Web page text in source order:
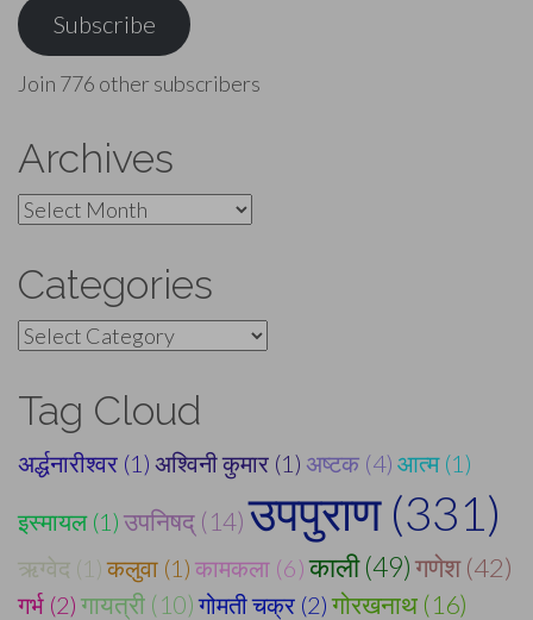
Subscribe
Join 776 other subscribers
Archives
Archives
Categories
Categories
Tag Cloud
अर्द्धनारीश्वर (1) अश्विनी कुमार (1) अष्टक (4) आत्म (1)
इस्मायल (1) उपनिषद् (14) उपपुराण (331)
ऋग्वेद (1) कलुवा (1) कामकला (6) काली (49)गणेश (42)
गर्भ (2) गायत्री (10) गोमती चक्र (2) गोरखनाथ (16)